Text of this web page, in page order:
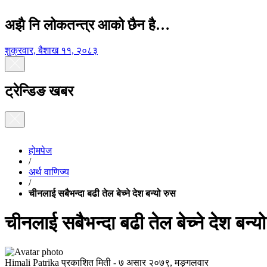
अझै नि लोकतन्त्र आको छैन है…
शुक्रवार, बैशाख ११, २०८३
ट्रेन्डिङ खबर
होमपेज
/
अर्थ वाणिज्य
/
चीनलाई सबैभन्दा बढी तेल बेच्ने देश बन्यो रुस
चीनलाई सबैभन्दा बढी तेल बेच्ने देश
Himali Patrika प्रकाशित मिती - ७ असार २०७९, मङ्गलवार